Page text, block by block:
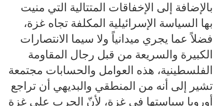
بالإضافة إلى الإخفاقات المتتالية التي منيت
بها السياسة الإسرائيلية المكلفة تجاه غزة،
فضلاً عما يجري ميدانياً ولا سيما الانتصارات
الكبيرة والسريعة من قبل رجال المقاومة
الفلسطينية، هذه العوامل والحسابات مجتمعة
تشير إلى أنه من المنطقي والبديهي أن تراجع
أوروبا سياستها في غزة، لأنّ الحرب على غزة